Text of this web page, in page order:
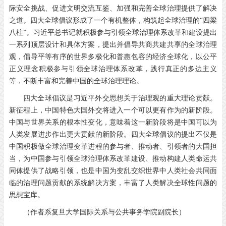
际安全挑战、促进文明交流互鉴、加强和完善全球治理提供了解决
之道。四大全球倡议形成了一个有机整体，构筑起全球治理的“四梁
八柱”。习近平总书记就积极参与引领全球治理体系改革和建设提出
一系列顶层设计和具体方案，提出并倡导共商共建共享的全球治理
观，倡导平等有序的世界多极化和普惠包容的经济全球化，以公平
正义理念积极参与引领全球治理体系改革，践行真正的多边主义
等，不断丰富和完善中国的全球治理理论。
四大全球倡议是习近平外交思想关于治理观的重大理论贡献。
新征程上，中国特色大国外交将进入一个可以更有作为的新阶段。
中国与世界关系的根本性变化，意味着这一新阶段将是中国可以为
人类发展进步作出更大贡献的新阶段。四大全球倡议的提出不仅是
中国积极做全球治理变革进程的参与者、推动者、引领者的大国担
当，为中国参与引领全球治理体系改革建设、推动构建人类命运共
同体提供了战略引领，也是中国为变乱交织世界中人类社会共同面
临的治理问题贡献的系统解决方案，丰富了人类解决全球性问题的
思想宝库。
（作者系复旦大学国际关系与公共事务学院副院长）